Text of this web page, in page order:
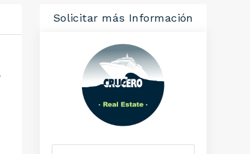
Solicitar más Información